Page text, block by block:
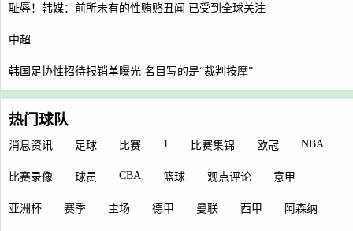
耻辱！韩媒：前所未有的性贿赂丑闻 已受到全球关注
中超
韩国足协性招待报销单曝光 名目写的是“裁判按摩”
热门球队
消息资讯 足球 比赛 1 比赛集锦 欧冠 NBA
比赛录像 球员 CBA 篮球 观点评论 意甲
亚洲杯 赛季 主场 德甲 曼联 西甲 阿森纳